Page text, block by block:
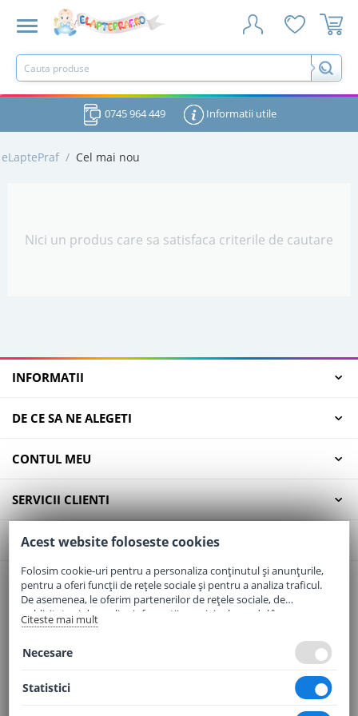
0745 964 449 Informatii utile
eLaptePraf / Cel mai nou
Nici un produs care sa satisfaca criterile de cautare
INFORMATII
DE CE SA NE ALEGETI
CONTUL MEU
SERVICII CLIENTI
CONTACT
Email:office@elaptepraf.ro
Telefon:0745-964-449
Adresa:Sos. Borsului, Nr. 20, Oradea, Jud. Bihor
Acest website foloseste cookies
Folosim cookie-uri pentru a personaliza conținutul și anunțurile,
pentru a oferi funcții de rețele sociale și pentru a analiza traficul.
De asemenea, le oferim partenerilor de rețele sociale, de
publicitate și de analize informații cu privire la modul în care
folosiți site-ul nostru. Aceștia le pot combina cu alte informații
Citeste mai mult
Necesare
Statistici